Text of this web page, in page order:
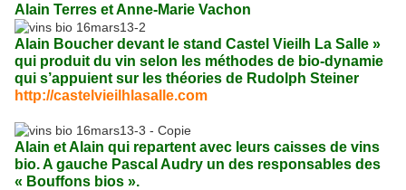
Alain Terres et Anne-Marie Vachon
Alain Boucher devant le stand Castel Vieilh La Salle »
qui produit du vin selon les méthodes de bio-dynamie
qui s’appuient sur les théories de Rudolph Steiner
http://castelvieilhlasalle.com
Alain et Alain qui repartent avec leurs caisses de vins
bio. A gauche Pascal Audry un des responsables des
« Bouffons bios ».